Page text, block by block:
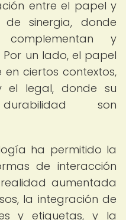
entre el papel y
sinergia, donde
y
un lado, el papel
en ciertos contextos,
el legal, donde su
son
ha permitido la
de interacción
aumentada
la integración de
y etiquetas, y la